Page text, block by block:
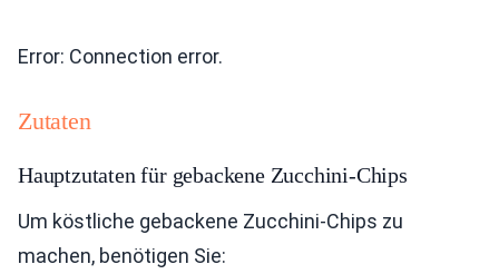
Error: Connection error.
Zutaten
Hauptzutaten für gebackene Zucchini-Chips
Um köstliche gebackene Zucchini-Chips zu
machen, benötigen Sie: